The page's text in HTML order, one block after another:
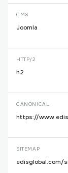
CMS
Joomla
HTTP/2
h2
CANONICAL
https://
SITEMAP
edisglobal.com/